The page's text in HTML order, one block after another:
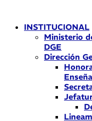
contenidoINSTITUCIONAL
Ministerio
DGE
Dirección